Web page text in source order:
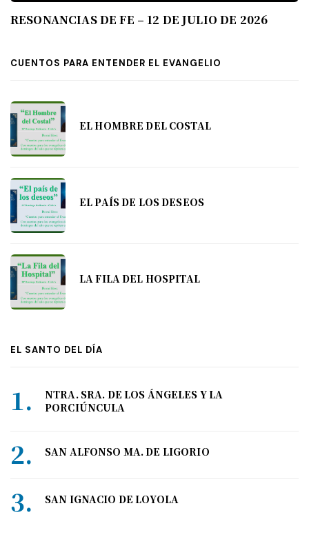
RESONANCIAS DE FE – 12 DE JULIO DE 2026
CUENTOS PARA ENTENDER EL EVANGELIO
EL HOMBRE DEL COSTAL
EL PAÍS DE LOS DESEOS
LA FILA DEL HOSPITAL
EL SANTO DEL DÍA
NTRA. SRA. DE LOS ÁNGELES Y LA
PORCIÚNCULA
SAN ALFONSO MA. DE LIGORIO
SAN IGNACIO DE LOYOLA